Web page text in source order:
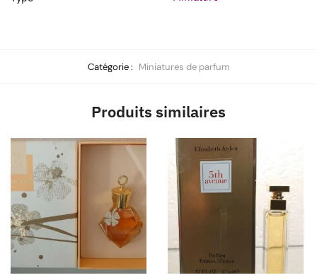
Catégorie : Miniatures de parfum
Produits similaires